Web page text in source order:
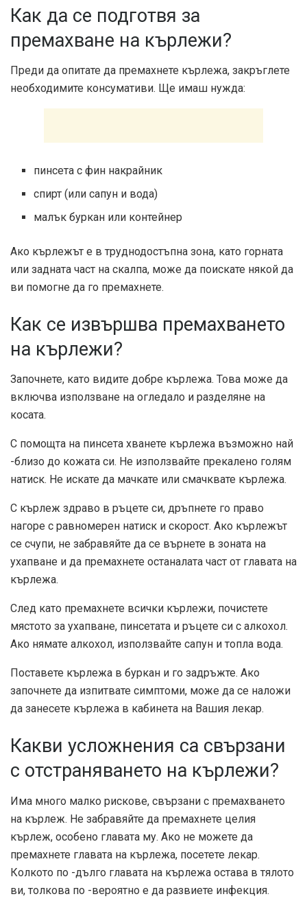
Как да се подготвя за
премахване на кърлежи?
Преди да опитате да премахнете кърлежа, закръглете
необходимите консумативи. Ще имаш нужда:
пинсета с фин накрайник
спирт (или сапун и вода)
малък буркан или контейнер
Ако кърлежът е в труднодостъпна зона, като горната
или задната част на скалпа, може да поискате някой да
ви помогне да го премахнете.
Как се извършва премахването
на кърлежи?
Започнете, като видите добре кърлежа. Това може да
включва използване на огледало и разделяне на
косата.
С помощта на пинсета хванете кърлежа възможно най
-близо до кожата си. Не използвайте прекалено голям
натиск. Не искате да мачкате или смачквате кърлежа.
С кърлеж здраво в ръцете си, дръпнете го право
нагоре с равномерен натиск и скорост. Ако кърлежът
се счупи, не забравяйте да се върнете в зоната на
ухапване и да премахнете останалата част от главата на
кърлежа.
След като премахнете всички кърлежи, почистете
мястото за ухапване, пинсетата и ръцете си с алкохол.
Ако нямате алкохол, използвайте сапун и топла вода.
Поставете кърлежа в буркан и го задръжте. Ако
започнете да изпитвате симптоми, може да се наложи
да занесете кърлежа в кабинета на Вашия лекар.
Какви усложнения са свързани
с отстраняването на кърлежи?
Има много малко рискове, свързани с премахването
на кърлеж. Не забравяйте да премахнете целия
кърлеж, особено главата му. Ако не можете да
премахнете главата на кърлежа, посетете лекар.
Колкото по -дълго главата на кърлежа остава в тялото
ви, толкова по -вероятно е да развиете инфекция.